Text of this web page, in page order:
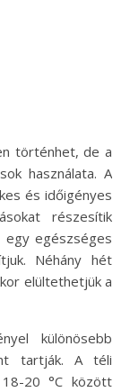
történhet, de a
használata. A
és időigényes
részesítik
egy egészséges
Néhány hét
elültethetjük a
különösebb
tartják. A téli
20 °C között